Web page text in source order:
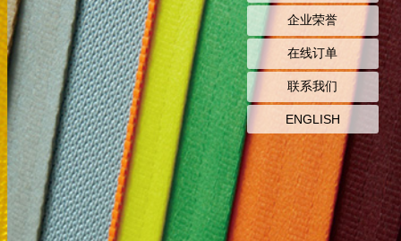
企业荣誉
在线订单
联系我们
ENGLISH